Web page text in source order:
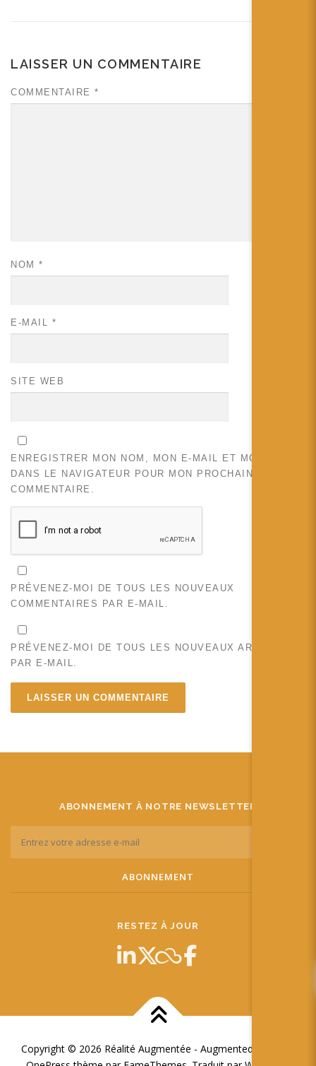
LAISSER UN COMMENTAIRE
COMMENTAIRE *
NOM *
E-MAIL *
SITE WEB
ENREGISTRER MON NOM, MON E-MAIL ET MON SITE
DANS LE NAVIGATEUR POUR MON PROCHAIN
COMMENTAIRE.
PRÉVENEZ-MOI DE TOUS LES NOUVEAUX
COMMENTAIRES PAR E-MAIL.
PRÉVENEZ-MOI DE TOUS LES NOUVEAUX ARTICLES
PAR E-MAIL.
ABONNEMENT À NOTRE NEWSLETTER
RESTEZ À JOUR
Copyright © 2026 Réalité Augmentée - Augmented Reality